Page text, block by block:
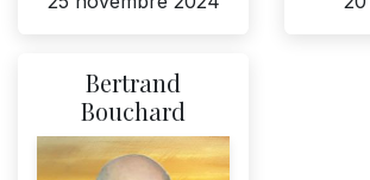
Bertrand
Bouchard